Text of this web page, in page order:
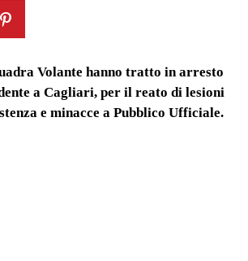
Volante hanno tratto in arresto
a Cagliari, per il reato di lesioni
e minacce a Pubblico Ufficiale.